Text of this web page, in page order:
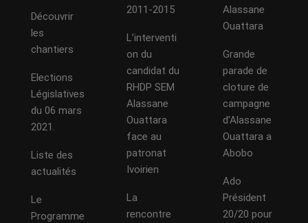
Découvrir
les
chantiers
Elections
Législatives
du 06 mars
2021.
Liste des
actualités
Le
Programme
2011-2015
L’interventi
on du
candidat du
RHDP SEM
Alassane
Ouattara
face au
patronat
Ivoirien
La
rencontre
Alassane
Ouattara
Grande
parade de
cloture de
campagne
d’Alassane
Ouattara a
Abobo
Ado
Président
20/20 pour